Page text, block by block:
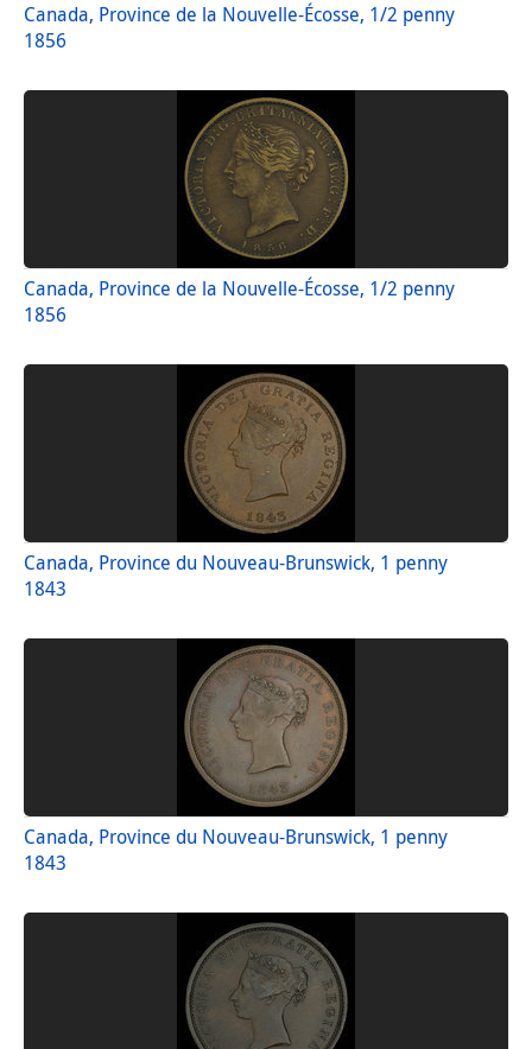
Canada, Province de la Nouvelle-Écosse, 1/2 penny
1856
Canada, Province de la Nouvelle-Écosse, 1/2 penny
1856
Canada, Province du Nouveau-Brunswick, 1 penny
1843
Canada, Province du Nouveau-Brunswick, 1 penny
1843